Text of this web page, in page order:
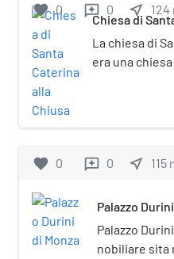
favorite 0 reviews 0 near_me 124
Chiesa di
La chiesa di
era una
favorite 0 reviews 0 near_me 115
Palazzo
Palazzo
nobiliare sita